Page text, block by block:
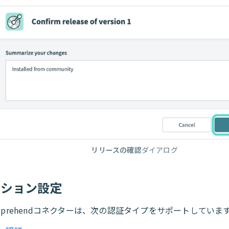
リリースの確認ダイアログ
ョン設定
コネクターは、次の認証タイプをサポートしていま